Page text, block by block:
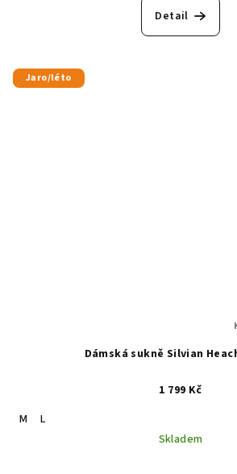
Detail
Jaro/léto
Dámská sukně Silvian
1 799 Kč
M
L
Skladem